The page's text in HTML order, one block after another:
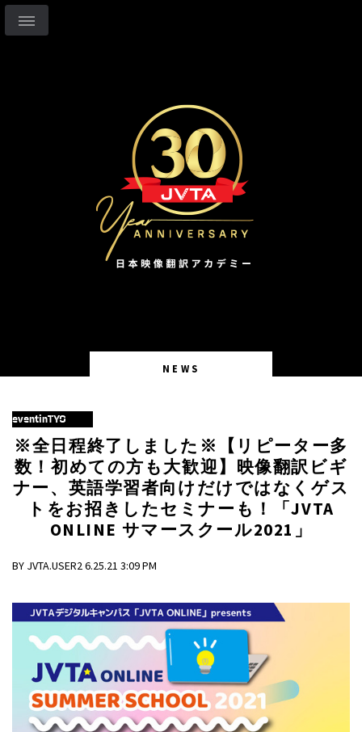
NEWS
eventinTYO
※全日程終了しました※【リピーター多
数！初めての方も大歓迎】映像翻訳ビギ
ナー、英語学習者向けだけではなくゲス
トをお招きしたセミナーも！「JVTA
ONLINE サマースクール2021」
BY JVTA.USER2 6.25.21 3:09 PM